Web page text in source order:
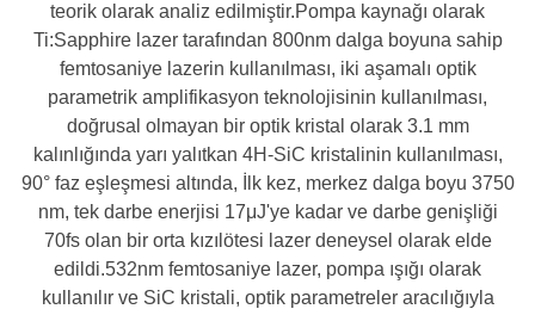
teorik olarak analiz edilmiştir.Pompa kaynağı olarak
Ti:Sapphire lazer tarafından 800nm ​​dalga boyuna sahip
femtosaniye lazerin kullanılması, iki aşamalı optik
parametrik amplifikasyon teknolojisinin kullanılması,
doğrusal olmayan bir optik kristal olarak 3.1 mm
kalınlığında yarı yalıtkan 4H-SiC kristalinin kullanılması,
90° faz eşleşmesi altında, İlk kez, merkez dalga boyu 3750
nm, tek darbe enerjisi 17μJ'ye kadar ve darbe genişliği
70fs olan bir orta kızılötesi lazer deneysel olarak elde
edildi.532nm femtosaniye lazer, pompa ışığı olarak
kullanılır ve SiC kristali, optik parametreler aracılığıyla